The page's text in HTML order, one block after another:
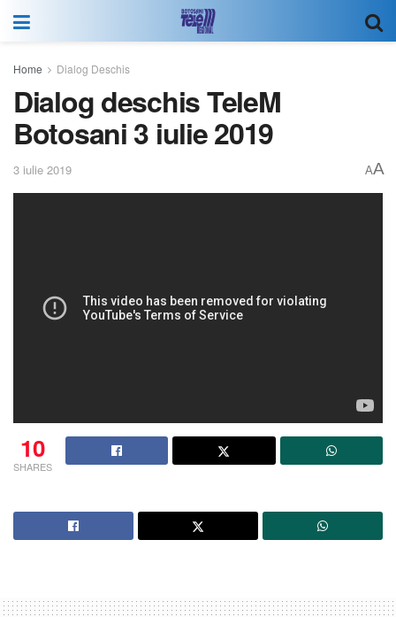
Home Dialog Deschis
Dialog deschis TeleM
Botosani 3 iulie 2019
3 iulie 2019 AA
10
SHARES